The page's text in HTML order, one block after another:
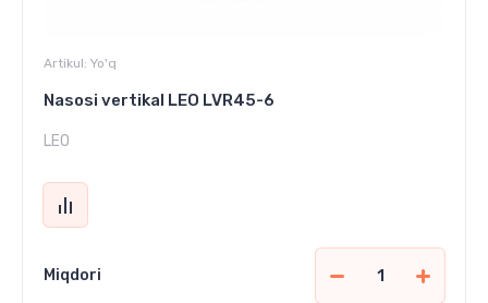
Artikul: Yo'q
Nasosi vertikal LEO LVR45-6
LEO
Miqdori